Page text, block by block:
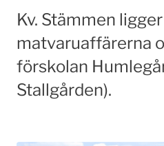
Kv. Stämmen
matvaruaffärerna
förskolan
Stallgården).